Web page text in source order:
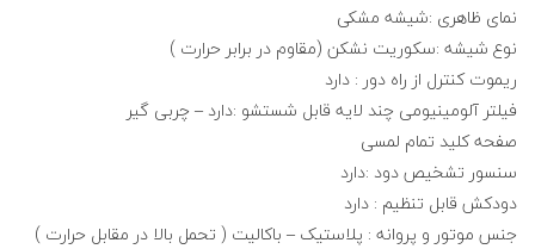
نمای ظاهری :شیشه مشکی
نوع شیشه :سکوریت نشکن (مقاوم در برابر حرارت )
ریموت کنترل از راه دور : دارد
فیلتر آلومینیومی چند لایه قابل شستشو :دارد – چربی گیر
صفحه کلید تمام لمسی
سنسور تشخیص دود :دارد
دودکش قابل تنظیم : دارد
جنس موتور و پروانه : پلاستیک – باکالیت ( تحمل بالا در مقابل حرارت )